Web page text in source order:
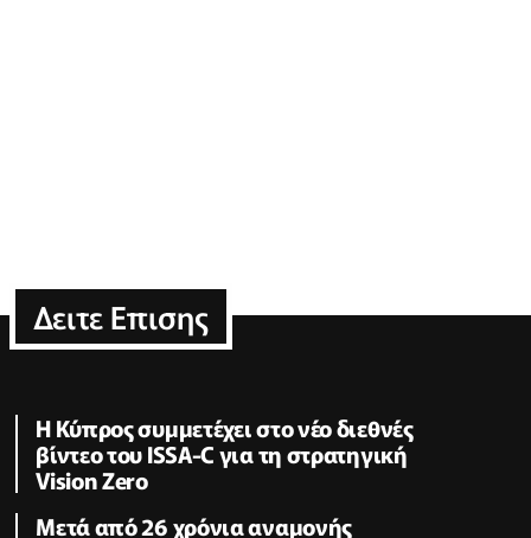
Δειτε Επισης
Η Κύπρος συμμετέχει στο νέο διεθνές
βίντεο του ISSA-C για τη στρατηγική
Vision Zero
Μετά από 26 χρόνια αναμονής